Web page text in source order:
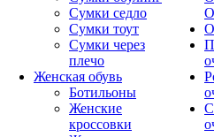
Сумки седло
Сумки тоут
Сумки через
плечо
Женская обувь
Ботильоны
Женские
кроссовки